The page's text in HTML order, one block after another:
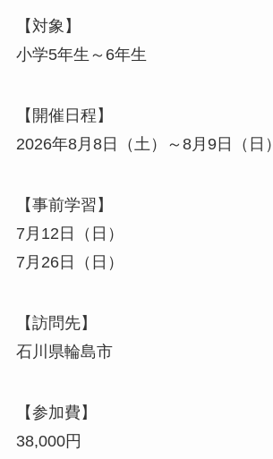
【対象】
小学5年生～6年生
【開催日程】
2026年8月8日（土）～8月9日（日）
【事前学習】
7月12日（日）
7月26日（日）
【訪問先】
石川県輪島市
【参加費】
38,000円